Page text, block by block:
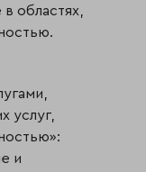
областях,
услуг,
и